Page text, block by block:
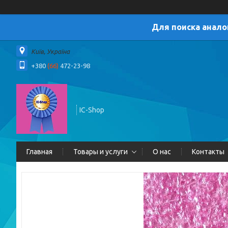
Для поиска
Київ, Україна
+380 (66) 472-23-98
IC-Shop
Главная Товары и услуги О нас Контакты